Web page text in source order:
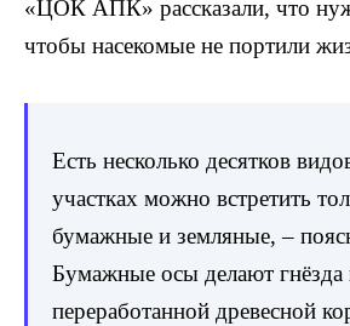
«ЦОК АПК» рассказали, что
чтобы насекомые не портили
Есть несколько десятков
участках можно встретить
бумажные и земляные, –
Бумажные осы делают гнёзда
переработанной древесной